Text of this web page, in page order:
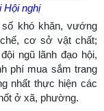
Hội nghị
khó khăn, vướng
cơ sở vật chất;
ngũ lãnh đạo hội,
phí mua sắm trang
nhất thực hiện các
ở xã, phường.